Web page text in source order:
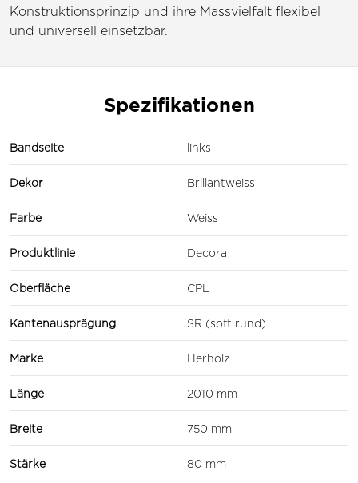
Konstruktionsprinzip und ihre Massvielfalt flexibel
und universell einsetzbar.
Spezifikationen
Bandseite links
Dekor Brillantweiss
Farbe Weiss
Produktlinie Decora
Oberfläche CPL
Kantenausprägung SR (soft rund)
Marke Herholz
Länge 2010 mm
Breite 750 mm
Stärke 80 mm